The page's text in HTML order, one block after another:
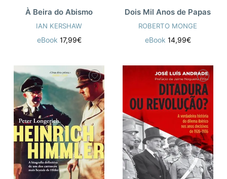
À Beira do Abismo
IAN KERSHAW
eBook 17,99€
Dois Mil Anos de Papas
ROBERTO MONGE
eBook 14,99€